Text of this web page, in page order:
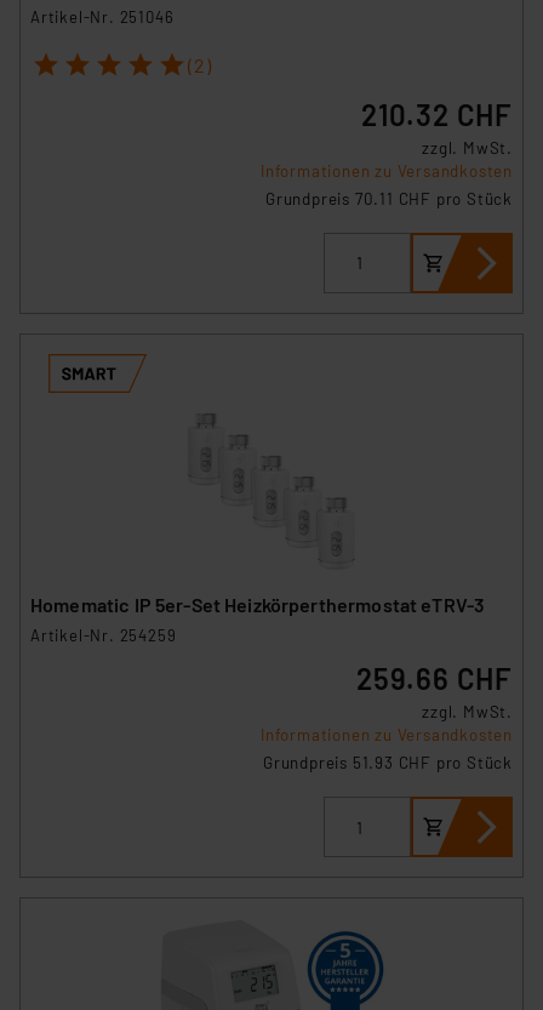
Demontageschutz
Artikel-Nr. 251046
1 2 3 4 5 (2)
210.32 CHF
zzgl. MwSt.
Informationen zu Versandkosten
Grundpreis 70.11 CHF pro Stück
Homematic IP 5er-Set Heizkörperthermostat eTRV-3
Artikel-Nr. 254259
259.66 CHF
zzgl. MwSt.
Informationen zu Versandkosten
Grundpreis 51.93 CHF pro Stück